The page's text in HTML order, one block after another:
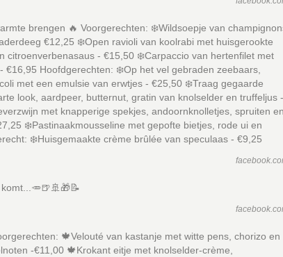
brengen 🔥 Voorgerechten: ❄️Wildsoepje van
€12,25 ❄️Open ravioli van koolrabi met huisgerookte
citroenverbenasaus - €15,50 ❄️Carpaccio van hertenfilet met
€16,95 Hoofdgerechten: ❄️Op het vel gebraden zeebaars,
met een emulsie van erwtjes - €25,50 ❄️Traag gegaarde
look, aardpeer, butternut, gratin van knolselder en truffeljus -
met knapperige spekjes, andoornknolletjes, spruiten en
❄️Pastinaakmousseline met gepofte bietjes, rode ui en
❄️Huisgemaakte crème brûlée van speculaas - €9,25
🍁Velouté van kastanje met witte pens, chorizo en
-€11,00 🍁Krokant eitje met knolselder-crème,